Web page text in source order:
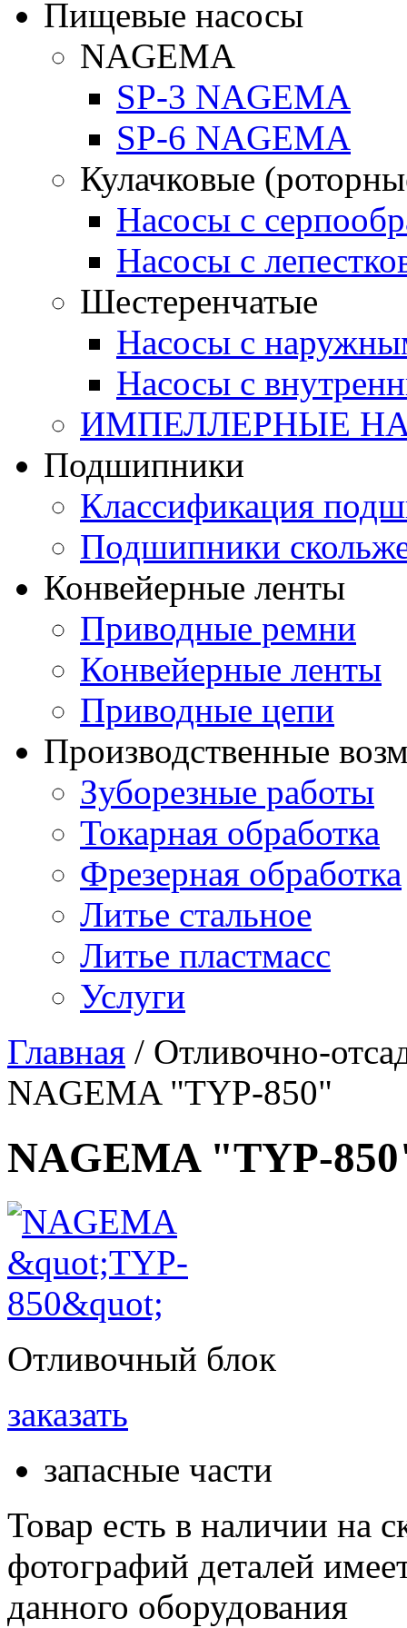
Пищевые насосы
NAGEMA
SP-3 NAGEMA
SP-6 NAGEMA
Кулачковые
Насосы с
Насосы с
Шестеренчатые
Насосы с
Насосы с
ИМПЕЛЛЕРНЫЕ
Подшипники
Классификация
Подшипники
Конвейерные ленты
Приводные ремни
Конвейерные ленты
Приводные цепи
Производственные
Зуборезные работы
Токарная обработка
Фрезерная обработка
Литье стальное
Литье пластмасс
Услуги
Главная / Отливочно-
NAGEMA "TYP-850"
NAGEMA "TYP-
Отливочный блок
заказать
запасные части
Товар есть в наличии на
фотографий деталей
данного оборудования